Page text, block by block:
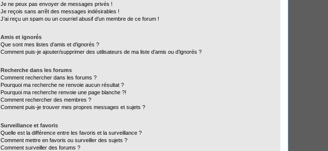
Je ne peux pas envoyer de messages privés !
Je reçois sans arrêt des messages indésirables !
J’ai reçu un spam ou un courriel abusif d’un membre de ce forum !
Amis et ignorés
Que sont mes listes d’amis et d’ignorés ?
Comment puis-je ajouter/supprimer des utilisateurs de ma liste d’amis ou d’ignorés ?
Recherche dans les forums
Comment rechercher dans les forums ?
Pourquoi ma recherche ne renvoie aucun résultat ?
Pourquoi ma recherche renvoie une page blanche ?!
Comment rechercher des membres ?
Comment puis-je trouver mes propres messages et sujets ?
Surveillance et favoris
Quelle est la différence entre les favoris et la surveillance ?
Comment mettre en favoris ou surveiller des sujets ?
Comment surveiller des forums ?